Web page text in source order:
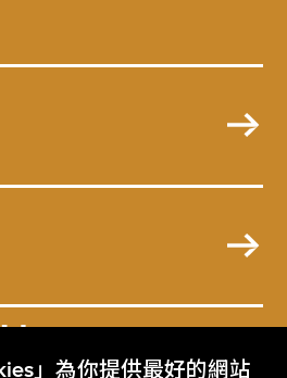
」為你提供最好的網站
品